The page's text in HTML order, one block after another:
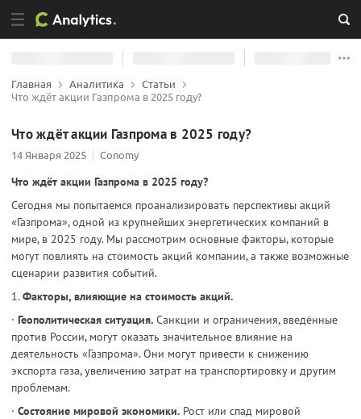
Главная Аналитика
Статьи
Что ждёт акции Газпрома в 2025 году?
Что ждёт акции Газпрома в 2025 году?
14 Января 2025 Conomy
Что ждёт акции Газпрома в 2025 году?
Сегодня мы попытаемся проанализировать перспективы акций
«Газпрома», одной из крупнейших энергетических компаний в
мире, в 2025 году. Мы рассмотрим основные факторы, которые
могут повлиять на стоимость акций компании, а также возможные
сценарии развития событий.
1.Факторы, влияющие на стоимость акций.
· Геополитическая ситуация. Санкции и ограничения, введённые
против России, могут оказать значительное влияние на
деятельность «Газпрома». Они могут привести к снижению
экспорта газа, увеличению затрат на транспортировку и другим
проблемам.
· Состояние мировой экономики. Рост или спад мировой